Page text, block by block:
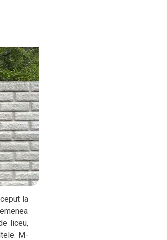
la
liceu,
M-